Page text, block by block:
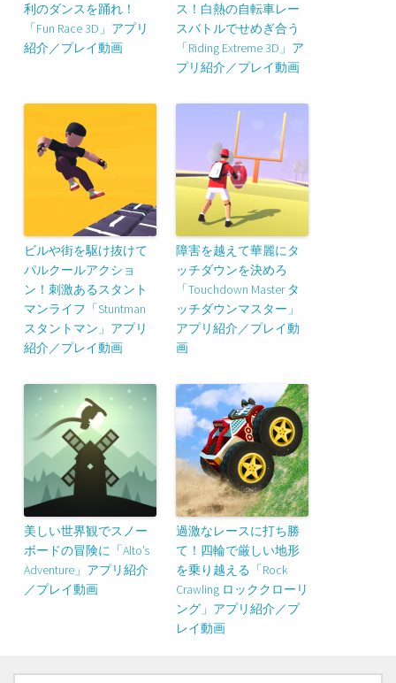
利のダンスを踊れ！
「Fun Race 3D」アプリ
紹介／プレイ動画
ス！白熱の自転車レー
スバトルでせめぎ合う
「Riding Extreme 3D」ア
プリ紹介／プレイ動画
ビルや街を駆け抜けて
パルクールアクショ
ン！刺激あるスタント
マンライフ「Stuntman
スタントマン」アプリ
紹介／プレイ動画
障害を越えて華麗にタ
ッチダウンを決めろ
「Touchdown Master タ
ッチダウンマスター」
アプリ紹介／プレイ動
画
美しい世界観でスノー
ボードの冒険に「Alto’s
Adventure」アプリ紹介
／プレイ動画
過激なレースに打ち勝
て！四輪で厳しい地形
を乗り越える「Rock
Crawling ロッククローリ
ング」アプリ紹介／プ
レイ動画